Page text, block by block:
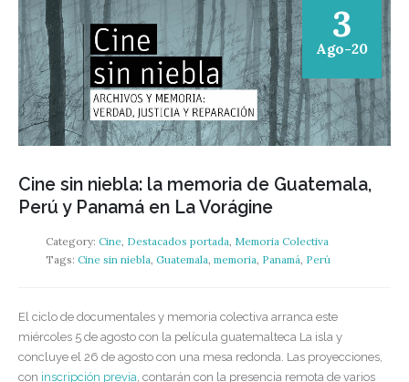
3
Ago-20
Cine sin niebla: la memoria de Guatemala,
Perú y Panamá en La Vorágine
Category: Cine Destacados portada Memoria Colectiva
Tags: Cine sin niebla Guatemala memoria Panamá Perú
El ciclo de documentales y memoria colectiva arranca este
miércoles 5 de agosto con la película guatemalteca La isla y
concluye el 26 de agosto con una mesa redonda. Las proyecciones,
con inscripción previa , contarán con la presencia remota de varios